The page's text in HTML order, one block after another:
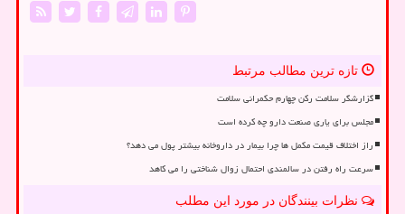
تازه ترین مطالب مرتبط
گزارشگر سلامت رکن چهارم حکمرانی سلامت
مجلس برای یاری صنعت دارو چه کرده است
راز اختلاف قیمت مکمل ها چرا بیمار در داروخانه بیشتر پول می دهد؟
سرعت راه رفتن در سالمندی احتمال زوال شناختی را می کاهد
نظرات بینندگان در مورد این مطلب